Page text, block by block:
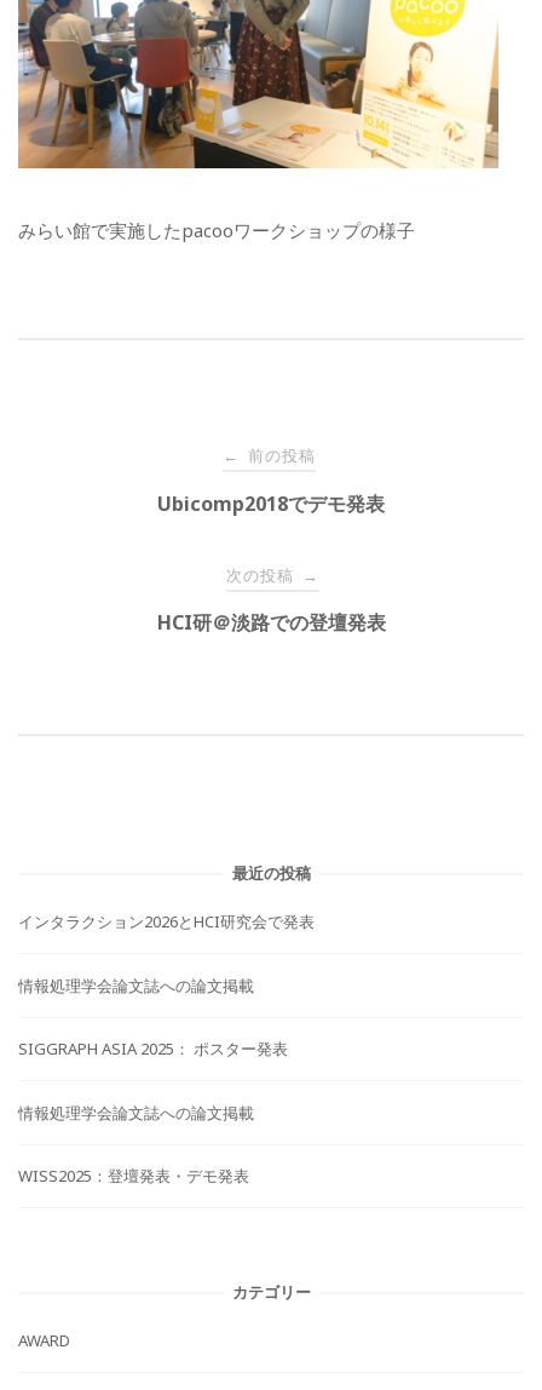
みらい館で実施したpacooワークショップの様子
← 前の投稿
Ubicomp2018でデモ発表
次の投稿 →
HCI研＠淡路での登壇発表
最近の投稿
インタラクション2026とHCI研究会で発表
情報処理学会論文誌への論文掲載
SIGGRAPH ASIA 2025： ポスター発表
情報処理学会論文誌への論文掲載
WISS2025：登壇発表・デモ発表
カテゴリー
AWARD